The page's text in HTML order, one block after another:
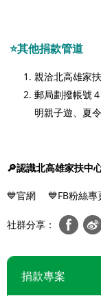
⭐其他捐款管道
親洽北高雄家
郵局劃撥帳號
明親子遊、夏
🔎認識北高雄家扶中
💙官網 💙FB粉絲專
社群分享：
捐款專案